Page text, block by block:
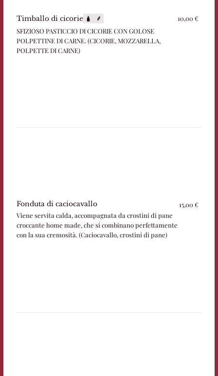
Timballo di cicorie
SFIZIOSO PASTICCIO DI CICORIE CON GOLOSE
POLPETTINE DI CARNE. (CICORIE, MOZZARELLA,
POLPETTE DI CARNE)
10,00 €
Fonduta di caciocavallo
Viene servita calda, accompagnata da crostini di pane
croccante home made, che si combinano perfettamente
con la sua cremosità. (Caciocavallo, crostini di pane)
15,00 €